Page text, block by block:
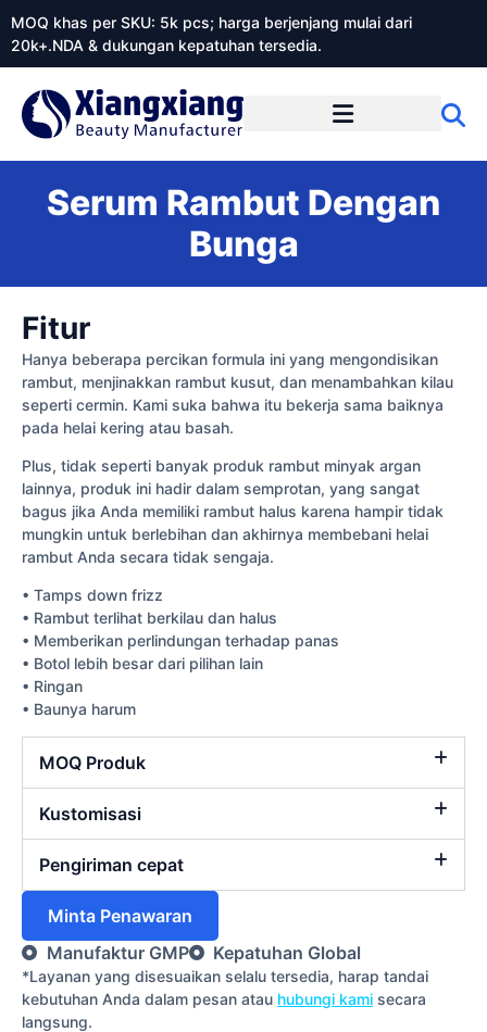
MOQ khas per SKU: 5k pcs; harga berjenjang mulai dari
20k+.NDA & dukungan kepatuhan tersedia.
Serum Rambut Dengan
Bunga
Fitur
Hanya beberapa percikan formula ini yang mengondisikan
rambut, menjinakkan rambut kusut, dan menambahkan kilau
seperti cermin. Kami suka bahwa itu bekerja sama baiknya
pada helai kering atau basah.
Plus, tidak seperti banyak produk rambut minyak argan
lainnya, produk ini hadir dalam semprotan, yang sangat
bagus jika Anda memiliki rambut halus karena hampir tidak
mungkin untuk berlebihan dan akhirnya membebani helai
rambut Anda secara tidak sengaja.
• Tamps down frizz
• Rambut terlihat berkilau dan halus
• Memberikan perlindungan terhadap panas
• Botol lebih besar dari pilihan lain
• Ringan
• Baunya harum
MOQ Produk
Kustomisasi
Pengiriman cepat
Minta Penawaran
Manufaktur GMP
Kepatuhan Global
*Layanan yang disesuaikan selalu tersedia, harap tandai
kebutuhan Anda dalam pesan atau hubungi kami secara
langsung.